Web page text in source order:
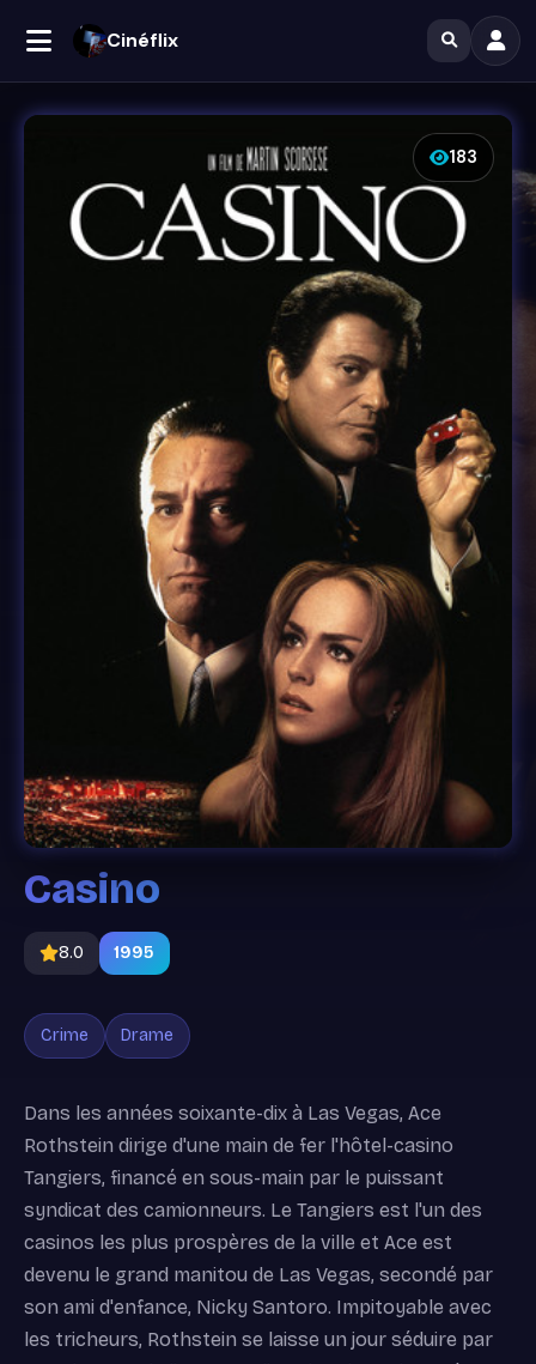
Cinéflix
183
Casino
8.0 1995
Crime Drame
Dans les années soixante-dix à Las Vegas, Ace
Rothstein dirige d'une main de fer l'hôtel-casino
Tangiers, financé en sous-main par le puissant
syndicat des camionneurs. Le Tangiers est l'un des
casinos les plus prospères de la ville et Ace est
devenu le grand manitou de Las Vegas, secondé par
son ami d'enfance, Nicky Santoro. Impitoyable avec
les tricheurs, Rothstein se laisse un jour séduire par